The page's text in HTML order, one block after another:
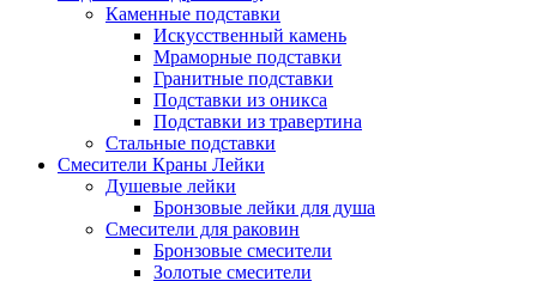
Каменные подставки
Искусственный камень
Мраморные подставки
Гранитные подставки
Подставки из оникса
Подставки из травертина
Стальные подставки
Смесители Краны Лейки
Душевые лейки
Бронзовые лейки для душа
Смесители для раковин
Бронзовые смесители
Золотые смесители